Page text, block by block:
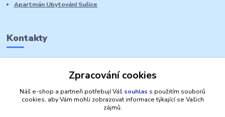
Apartmán Ubytování Sušice
Kontakty
Zpracování cookies
Náš e-shop a partneři potřebují Váš souhlas s použitím souborů
cookies, aby Vám mohli zobrazovat informace týkající se Vašich
zájmů.